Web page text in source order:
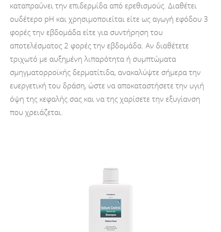
καταπραΰνει την επιδερμίδα από ερεθισμούς. Διαθέτει
ουδέτερο pH και χρησιμοποιείται είτε ως αγωγή εφόδου 3
φορές την εβδομάδα είτε για συντήρηση του
αποτελέσματος 2 φορές την εβδομάδα. Αν διαθέτετε
τριχωτό με αυξημένη λιπαρότητα ή συμπτώματα
σμηγματορροϊκής δερματίτιδα, ανακαλύψτε σήμερα την
ευεργετική του δράση, ώστε να αποκαταστήσετε την υγιή
όψη της κεφαλής σας και να της χαρίσετε την εξυγίανση
που χρειάζεται.